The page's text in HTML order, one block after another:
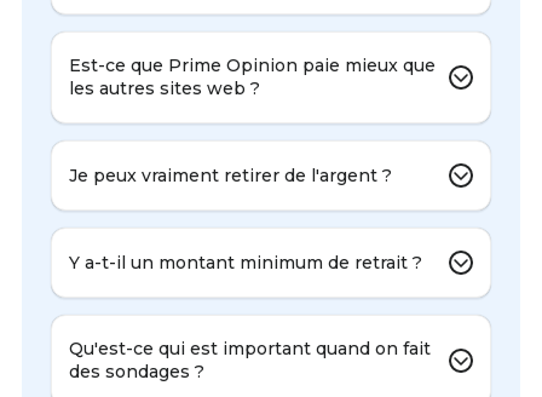
Est-ce que Prime Opinion paie mieux que
les autres sites web ?
Je peux vraiment retirer de l'argent ?
Y a-t-il un montant minimum de retrait ?
Qu'est-ce qui est important quand on fait
des sondages ?